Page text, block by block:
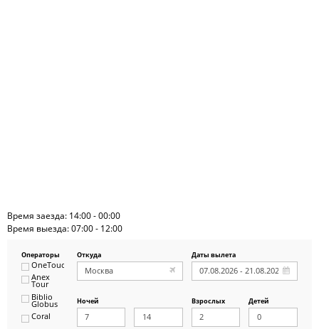
Время заезда: 14:00 - 00:00
Время выезда: 07:00 - 12:00
Операторы
OneTouch&Travel
Anex
Tour
Biblio
Globus
Coral
Откуда Даты вылета
Ночей Взрослых Детей